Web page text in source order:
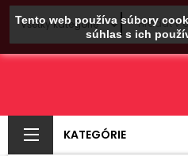
Tento web používa súbory
súhlas s ich
KATEGÓRIE